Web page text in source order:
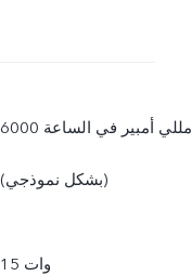
6000 مللي أمبير في الساعة
(بشكل نموذجي)
15 وات